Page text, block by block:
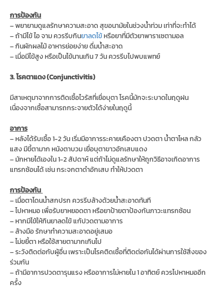
การป้องกัน
– พยายามดูแลรักษาความสะอาด สุขอนามัยในช่วงน้ำท่วม เท่าที่จะทำได้
– ถ้ามีไข้ ไอ จาม ควรรีบกินยาลดไข้ หรือยาที่มีตัวยาพาราเซตามอล
– กินผักผลไม้ อาหารย่อยง่าย ดื่มน้ำสะอาด
– เมื่อมีไข้สูง หรือเป็นไข้นานเกิน 7 วัน ควรรีบไปพบแพทย์
3. โรคตาแดง (Conjunctivitis)
มีสาเหตุมาจากการติดเชื้อไวรัสที่เยื่อบุตา โรคนี้มักจะระบาดในฤดูฝน
เนื่องจากเชื้อสามารถกระจายตัวได้ง่ายในฤดูนี้
อาการ
– หลังได้รับเชื้อ 1-2 วัน เริ่มมีอาการระคายเคืองตา ปวดตา น้ำตาไหล กลัว
แสง มีขี้ตามาก หนังตาบวม เยื่อบุตาขาวอักเสบแดง
– มักหายได้เองใน 1-2 สัปดาห์ แต่ถ้าไม่ดูแลรักษาให้ถูกวิธีอาจเกิดอาการ
แทรกซ้อนได้ เช่น กระจกตาดำอักเสบ ทำให้ปวดตา
การป้องกัน
– เมื่อตาโดนน้ำสกปรก ควรรีบล้างด้วยน้ำสะอาดทันที
– ไปหาหมอ เพื่อรับยาหยอดตา หรือยาป้ายตาป้องกันภาวะแทรกซ้อน
– หากมีไข้ให้กินยาลดไข้ แก้ปวดตามอาการ
– ล้างมือ รักษาทำความสะอาดอยู่เสมอ
– ไม่ขยี้ตา หรือใช้สายตามากเกินไป
– ระวังติดต่อกับผู้อื่น เพราะเป็นโรคติดเชื้อที่ติดต่อกันได้ผ่านการใช้สิ่งของ
ร่วมกัน
– ถ้ามีอาการปวดตารุนแรง หรืออาการไม่หายใน 1 อาทิตย์ ควรไปหาหมออีก
ครั้ง